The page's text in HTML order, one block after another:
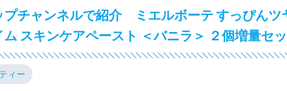
プチャンネルで紹介 ミエルボーテ すっぴんツ
ム スキンケアペースト ＜バニラ＞ ２個増量セ
ィー